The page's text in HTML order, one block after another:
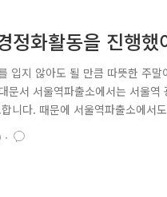
정화활동을 진행했
입지 않아도 될 만큼 따뜻한 주
문서 서울역파출소에서는 서울
니다. 때문에 서울역파출소에
우 화재가 발생하면 큰 사고가
이 버린 쓰레기와 오랫동안 쌓